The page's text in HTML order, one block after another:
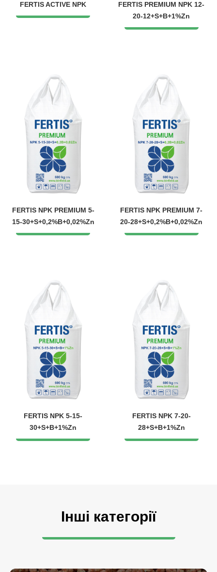
FERTIS ACTIVE NPK
FERTIS PREMIUM NPK 12-
20-12+S+B+1%Zn
FERTIS NPK PREMIUM 5-
15-30+S+0,2%B+0,02%Zn
FERTIS NPK PREMIUM 7-
20-28+S+0,2%B+0,02%Zn
FERTIS NPK 5-15-
30+S+B+1%Zn
FERTIS NPK 7-20-
28+S+B+1%Zn
Інші категорії